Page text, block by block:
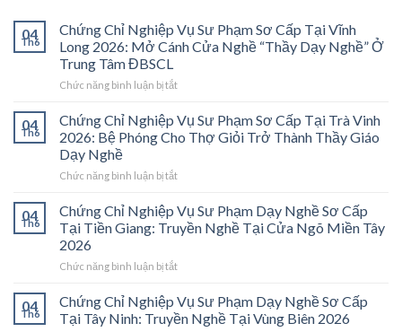
04
Th6
Chứng Chỉ Nghiệp Vụ Sư Phạm Sơ Cấp Tại Vĩnh
Long 2026: Mở Cánh Cửa Nghề “Thầy Dạy Nghề” Ở
Trung Tâm ĐBSCL
Chức năng bình luận bị tắtở
Chỉ
Nghiệp
Vụ
Phạm
Cấp
Tại
Vĩnh
2026:
Cánh
Cửa
Nghề
04
Th6
Chứng Chỉ Nghiệp Vụ Sư Phạm Sơ Cấp Tại Trà Vinh
2026: Bệ Phóng Cho Thợ Giỏi Trở Thành Thầy Giáo
Dạy Nghề
Chức năng bình luận bị tắtở
Chỉ
Nghiệp
Vụ
Phạm
Cấp
Tại
Trà
04
Th6
Chứng Chỉ Nghiệp Vụ Sư Phạm Dạy Nghề Sơ Cấp
Tại Tiền Giang: Truyền Nghề Tại Cửa Ngõ Miền Tây
2026
Chức năng bình luận bị tắtở
Chỉ
Nghiệp
Vụ
04
Th6
Chứng Chỉ Nghiệp Vụ Sư Phạm Dạy Nghề Sơ Cấp
Tại Tây Ninh: Truyền Nghề Tại Vùng Biên 2026